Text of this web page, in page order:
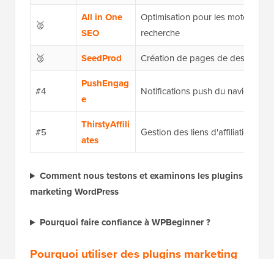
🥈
All in One
SEO
Optimisation pour les moteurs de
recherche
🥉
SeedProd Création de pages de destination
#4
PushEngag
e
Notifications push du navigateur
#5
ThirstyAffili
ates
Gestion des liens d'affiliation
Comment nous testons et examinons les plugins
marketing WordPress
Pourquoi faire confiance à WPBeginner ?
Pourquoi utiliser des plugins marketing